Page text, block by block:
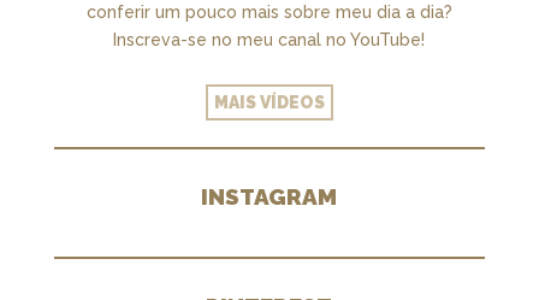
conferir um pouco mais sobre meu dia a dia?
Inscreva-se no meu canal no YouTube!
MAIS VÍDEOS
INSTAGRAM